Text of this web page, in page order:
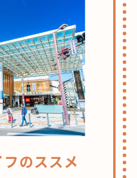
のススメ